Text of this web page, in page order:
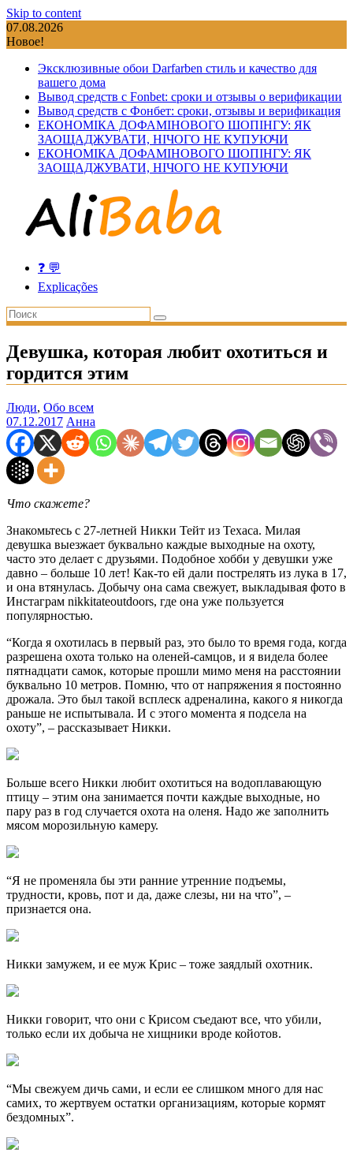
Skip to content
07.08.2026
Новое!
Эксклюзивные обои Darfarben стиль и качество для
вашего дома
Вывод средств с Fonbet: сроки и отзывы о верификации
Вывод средств с Фонбет: сроки, отзывы и верификация
ЕКОНОМІКА ДОФАМІНОВОГО ШОПІНГУ: ЯК
ЗАОЩАДЖУВАТИ, НІЧОГО НЕ КУПУЮЧИ
ЕКОНОМІКА ДОФАМІНОВОГО ШОПІНГУ: ЯК
ЗАОЩАДЖУВАТИ, НІЧОГО НЕ КУПУЮЧИ
❓ 💬
Explicações
Девушка, которая любит охотиться и
гордится этим
Люди, Обо всем
07.12.2017 Анна
Что скажете?
Знакомьтесь с 27-летней Никки Тейт из Техаса. Милая
девушка выезжает буквально каждые выходные на охоту,
часто это делает с друзьями. Подобное хобби у девушки уже
давно – больше 10 лет! Как-то ей дали пострелять из лука в 17,
и она втянулась. Добычу она сама свежует, выкладывая фото в
Инстаграм nikkitateoutdoors, где она уже пользуется
популярностью.
“Когда я охотилась в первый раз, это было то время года, когда
разрешена охота только на оленей-самцов, и я видела более
пятнадцати самок, которые прошли мимо меня на расстоянии
буквально 10 метров. Помню, что от напряжения я постоянно
дрожала. Это был такой всплеск адреналина, какого я никогда
раньше не испытывала. И с этого момента я подсела на
охоту”, – рассказывает Никки.
Больше всего Никки любит охотиться на водоплавающую
птицу – этим она занимается почти каждые выходные, но
пару раз в год случается охота на оленя. Надо же заполнить
мясом морозильную камеру.
“Я не променяла бы эти ранние утренние подъемы,
трудности, кровь, пот и да, даже слезы, ни на что”, –
признается она.
Никки замужем, и ее муж Крис – тоже заядлый охотник.
Никки говорит, что они с Крисом съедают все, что убили,
только если их добыча не хищники вроде койотов.
“Мы свежуем дичь сами, и если ее слишком много для нас
самих, то жертвуем остатки организациям, которые кормят
бездомных”.